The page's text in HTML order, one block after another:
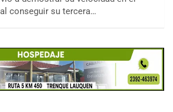
conseguir su tercera…
(Asfalto)
Aires)